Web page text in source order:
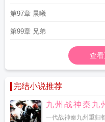
第97章 晨曦
第99章 兄弟
查看
完结小说推荐
九州战神秦九
一代战神秦九州重归